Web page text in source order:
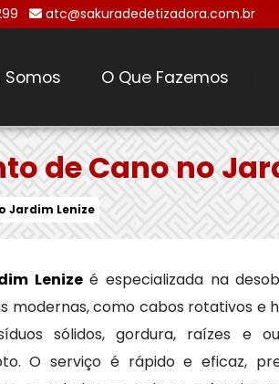
atc@sakuradedetizadora.com.br
Somos O Que Fazemos
de Cano no
Jardim Lenize
Lenizeé especializada na
modernas, como cabos rotativos e
sólidos, gordura, raízes e
O serviço é rápido e eficaz,